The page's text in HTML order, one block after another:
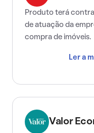
Produto terá
de atuação da
compra de imóveis.
Ler a
Valor